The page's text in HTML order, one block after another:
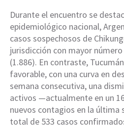
Durante el encuentro se
epidemiológico nacional,
casos sospechosos de
jurisdicción con mayor
(1.886). En contraste,
favorable, con una curva en
semana consecutiva, una
activos —actualmente en un
nuevos contagios en la última
total de 533 casos